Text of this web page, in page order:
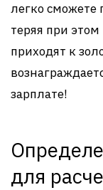
легко сможете
теряя при
приходят к
зарплате!
для